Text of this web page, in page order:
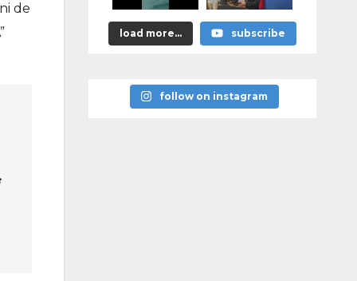
de
load more... subscribe
follow on instagram